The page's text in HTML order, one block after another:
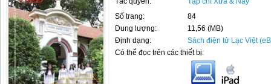
Số trang:
84
Dung lượng:
11,56 (MB)
Định dạng:
Sách điện tử Lạc Việt
Có thể đọc trên các thiết bị: